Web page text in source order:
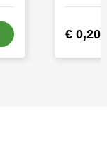
€ 0,20